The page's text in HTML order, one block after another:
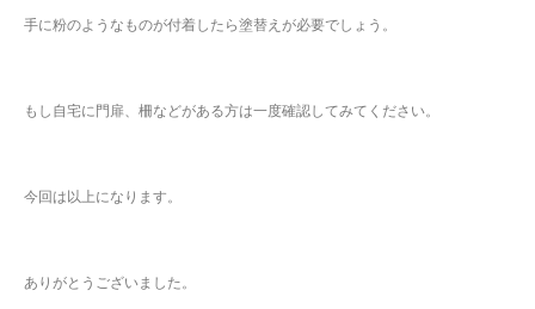
手に粉のようなものが付着したら塗替えが必要でしょう。
もし自宅に門扉、柵などがある方は一度確認してみてください。
今回は以上になります。
ありがとうございました。